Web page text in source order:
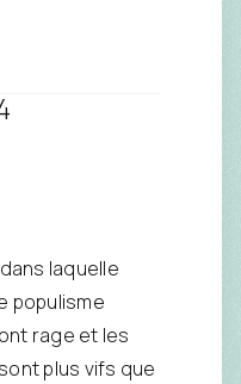
laquelle
populisme
rage et les
plus vifs que